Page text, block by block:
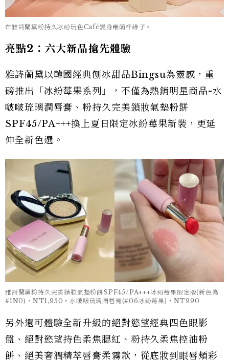
在雅詩蘭黛粉持久冰紛玩色Café變身最萌杯緣子。
亮點2：六大新品搶先體驗
雅詩蘭黛以韓國經典刨冰甜品Bingsu為靈感，重
磅推出「冰紛莓果系列」，不僅為熱銷明星商品-水
啵啵琉璃潤唇膏、粉持久完美鎖妝氣墊粉餅
SPF45/PA+++換上夏日限定冰紛莓果新裝，更延
伸全新色選。
雅詩蘭黛粉持久完美鎖妝氣墊粉餅SPF45/PA+++冰紛莓果限定版(新色為
#1N0)，NT1,950。水啵啵琉璃潤唇膏(#06冰紛莓果)，NT990
另外還可體驗全新升級的絕對慾望經典四色眼影
盤、絕對慾望持色柔焦腮紅、粉持久柔焦控油粉
餅、絕美奢潤精萃唇膏柔霧款，從底妝到眼唇頰彩